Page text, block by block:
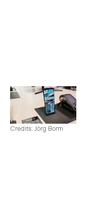
Credits: Jörg Borm